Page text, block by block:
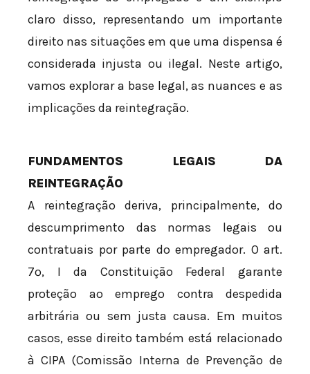
claro disso, representando um importante
direito nas situações em que uma dispensa é
considerada injusta ou ilegal. Neste artigo,
vamos explorar a base legal, as nuances e as
implicações da reintegração.
FUNDAMENTOS LEGAIS DA
REINTEGRAÇÃO
A reintegração deriva, principalmente, do
descumprimento das normas legais ou
contratuais por parte do empregador. O art.
7º, I da Constituição Federal garante
proteção ao emprego contra despedida
arbitrária ou sem justa causa. Em muitos
casos, esse direito também está relacionado
à CIPA (Comissão Interna de Prevenção de